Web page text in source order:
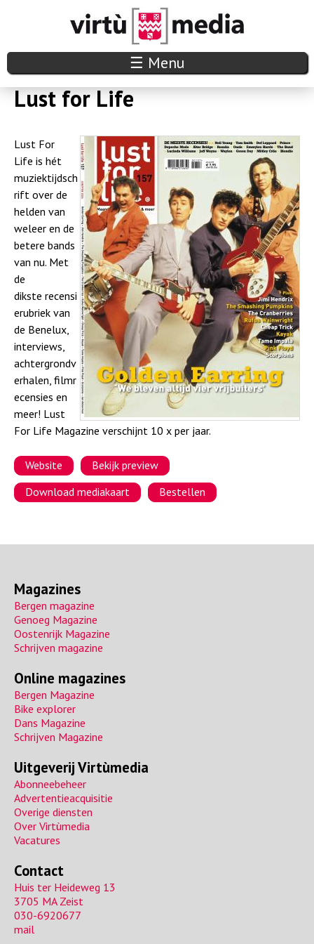
Overslaan
en
naar
de
inhoud
V
i
t
u
m
e
d
a
☰ Menu
Lust for Life
Lust For
Life is hét
muziektijdsch
rift over de
helden van
weleer en de
betere bands
van nu. Met
de
dikste recensi
erubriek van
de Benelux,
interviews,
achtergrondv
erhalen, filmr
ecensies en
meer! Lust
For Life Magazine verschijnt 10 x per jaar.
Website
Bekijk preview
Download mediakaart
Bestellen
Magazines
Bergen magazine
Genoeg Magazine
Oostenrijk Magazine
Schrijven magazine
Online magazines
Bergen Magazine
Bike explorer
Dans Magazine
Schrijven Magazine
Uitgeverij Virtùmedia
Abonneebeheer
Advertentieacquisitie
Overige diensten
Over Virtùmedia
Vacatures
Contact
Huis ter Heideweg 13
3705 MA Zeist
030-6920677
mail